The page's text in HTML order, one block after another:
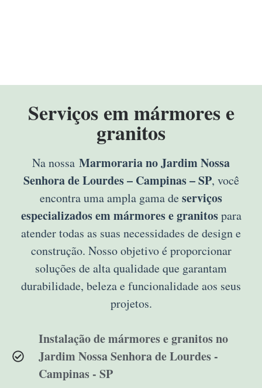
Serviços em mármores e
granitos
Na nossa Marmoraria no Jardim Nossa
Senhora de Lourdes – Campinas – SP, você
encontra uma ampla gama de serviços
especializados em mármores e granitospara
atender todas as suas necessidades de design e
construção. Nosso objetivo é proporcionar
soluções de alta qualidade que garantam
durabilidade, beleza e funcionalidade aos seus
projetos.
Instalação de mármores e granitos no
Jardim Nossa Senhora de Lourdes -
Campinas - SP